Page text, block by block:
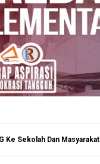
Ke Sekolah Dan Masyarakat